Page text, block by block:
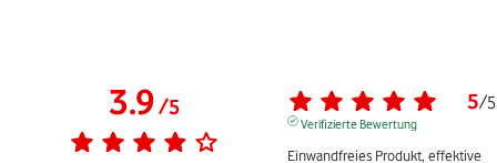
3.9/5 5/5
Verifizierte Bewertung
Einwandfreies Produkt, effektive